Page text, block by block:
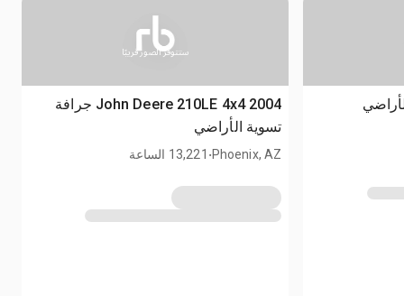
ستتوفر الصور قريبًا
2004 John Deere 210LE 4x4 جرافة
تسوية الأراضي
Phoenix, AZ
. 13,221 الساعة